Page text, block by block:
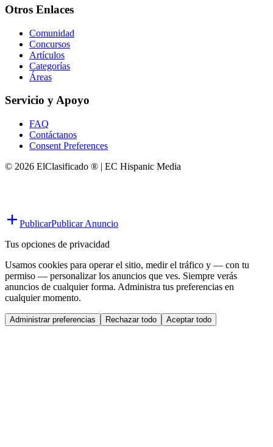
Otros Enlaces
Comunidad
Concursos
Artículos
Categorías
Áreas
Servicio y Apoyo
FAQ
Contáctanos
Consent Preferences
© 2026 ElClasificado ® | EC Hispanic Media
PublicarPublicar Anuncio
Tus opciones de privacidad
Usamos cookies para operar el sitio, medir el tráfico y — con tu
permiso — personalizar los anuncios que ves. Siempre verás
anuncios de cualquier forma. Administra tus preferencias en
cualquier momento.
Administrar preferencias Rechazar todo Aceptar todo